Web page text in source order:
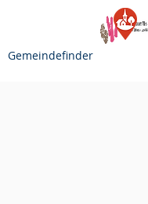
Gemeindefinder